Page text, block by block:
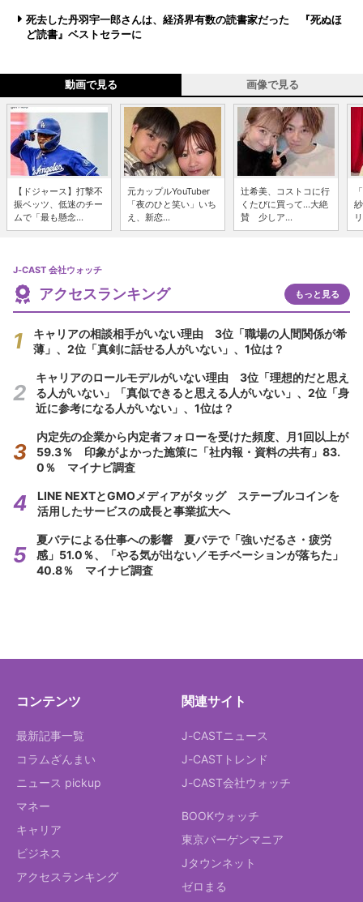
死去した丹羽宇一郎さんは、経済界有数の読書家だった 『死ぬほ
ど読書』ベストセラーに
動画で見る 画像で見る
【ドジャース】打撃不
振ベッツ、低迷のチー
ムで「最も懸念...
元カップルYouTuber
「夜のひと笑い」いち
え、新恋...
辻希美、コストコに行
くたびに買って...大絶
賛 少しア...
J-CAST 会社ウォッチ
アクセスランキング もっと見る
キャリアの相談相手がいない理由 3位「職場の人間関係が希
薄」、2位「真剣に話せる人がいない」、1位は？
キャリアのロールモデルがいない理由 3位「理想的だと思え
る人がいない」「真似できると思える人がいない」、2位「身
近に参考になる人がいない」、1位は？
内定先の企業から内定者フォローを受けた頻度、月1回以上が
59.3％ 印象がよかった施策に「社内報・資料の共有」83.
0％ マイナビ調査
LINE NEXTとGMOメディアがタッグ ステーブルコインを
活用したサービスの成長と事業拡大へ
夏バテによる仕事への影響 夏バテで「強いだるさ・疲労
感」51.0％、「やる気が出ない／モチベーションが落ちた」
40.8％ マイナビ調査
コンテンツ
最新記事一覧
コラムざんまい
ニュース pickup
マネー
キャリア
ビジネス
アクセスランキング
関連サイト
J-CASTニュース
J-CASTトレンド
J-CAST会社ウォッチ
BOOKウォッチ
東京バーゲンマニア
Jタウンネット
ゼロまる